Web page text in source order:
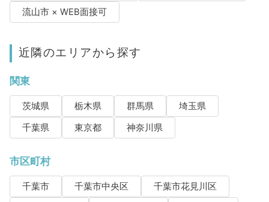
流山市 × WEB面接可
近隣のエリアから探す
関東
茨城県 栃木県 群馬県
埼玉県
千葉県
東京都 神奈川県
市区町村
千葉市 千葉市中央区
千葉市花見川区